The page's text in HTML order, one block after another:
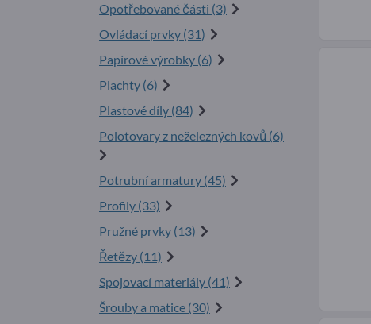
Opotřebované části (3)
Ovládací prvky (31)
Papírové výrobky (6)
Plachty (6)
Plastové díly (84)
Polotovary z neželezných kovů (6)
Potrubní armatury (45)
Profily (33)
Pružné prvky (13)
Řetězy (11)
Spojovací materiály (41)
Šrouby a matice (30)